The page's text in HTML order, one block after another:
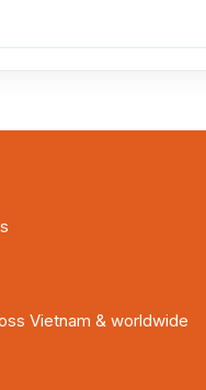
Vietnam & worldwide